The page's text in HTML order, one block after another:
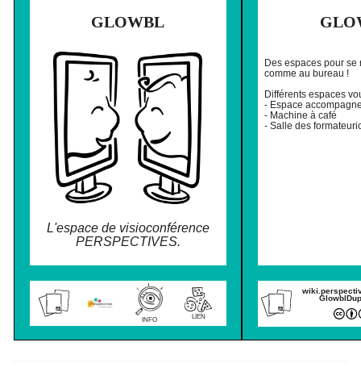
GLOWBL
L'espace de visioconférence
PERSPECTIVES.
INFO
LIEN
Des espaces pour se
comme au bureau !
Différents espaces
- Espace
- Machine à café
- Salle des